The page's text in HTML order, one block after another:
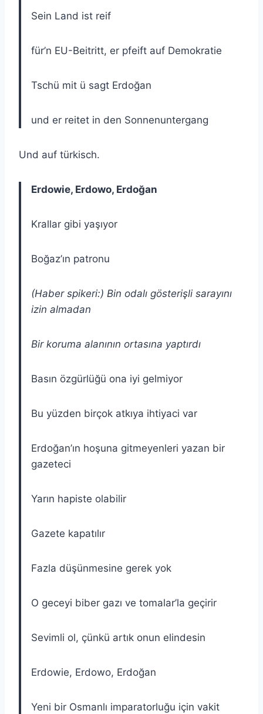
Sein Land ist reif
für’n EU-Beitritt, er pfeift auf Demokratie
Tschü mit ü sagt Erdoğan
und er reitet in den Sonnenuntergang
Und auf türkisch.
Erdowie, Erdowo, Erdoğan
Krallar gibi yaşıyor
Boğaz’ın patronu
(Haber spikeri:) Bin odalı gösterişli sarayını
izin almadan
Bir koruma alanının ortasına yaptırdı
Basın özgürlüğü ona iyi gelmiyor
Bu yüzden birçok atkıya ihtiyaci var
Erdoğan’ın hoşuna gitmeyenleri yazan bir
gazeteci
Yarın hapiste olabilir
Gazete kapatılır
Fazla düşünmesine gerek yok
O geceyi biber gazı ve tomalar’la geçirir
Sevimli ol, çünkü artık onun elindesin
Erdowie, Erdowo, Erdoğan
Yeni bir Osmanlı imparatorluğu için vakit